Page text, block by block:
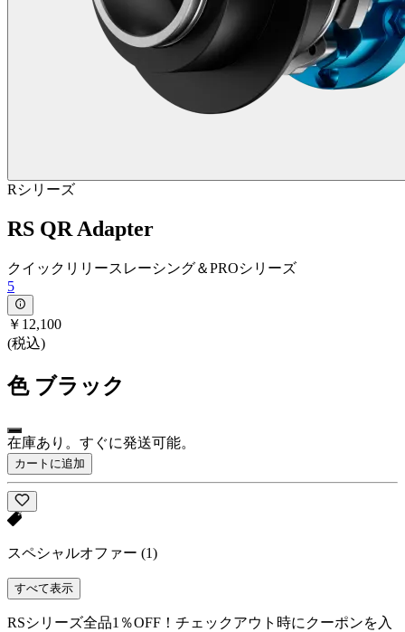
Rシリーズ
RS QR Adapter
クイックリリースレーシング＆PROシリーズ
5
￥12,100
(税込)
色 ブラック
在庫あり。すぐに発送可能。
カートに追加
スペシャルオファー (1)
すべて表示
RSシリーズ全品1％OFF！チェックアウト時にクーポンを入